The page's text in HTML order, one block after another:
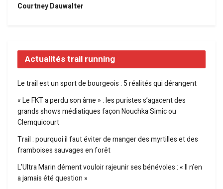
Courtney Dauwalter
Actualités trail running
Le trail est un sport de bourgeois : 5 réalités qui dérangent
« Le FKT a perdu son âme » : les puristes s’agacent des
grands shows médiatiques façon Nouchka Simic ou
Clemquicourt
Trail : pourquoi il faut éviter de manger des myrtilles et des
framboises sauvages en forêt
L’Ultra Marin dément vouloir rajeunir ses bénévoles : « Il n’en
a jamais été question »